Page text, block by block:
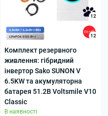
12
12
Комплект резервного
живлення: гібридний
інвертор Sako SUNON V
6.5KW та акумуляторна
батарея 51.2В Voltsmile V10
Classic
В наявності